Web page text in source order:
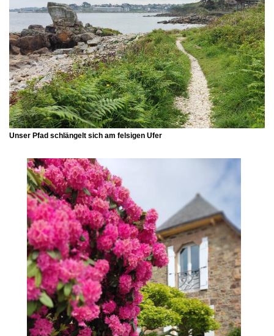
Unser Pfad schlängelt sich am felsigen Ufer